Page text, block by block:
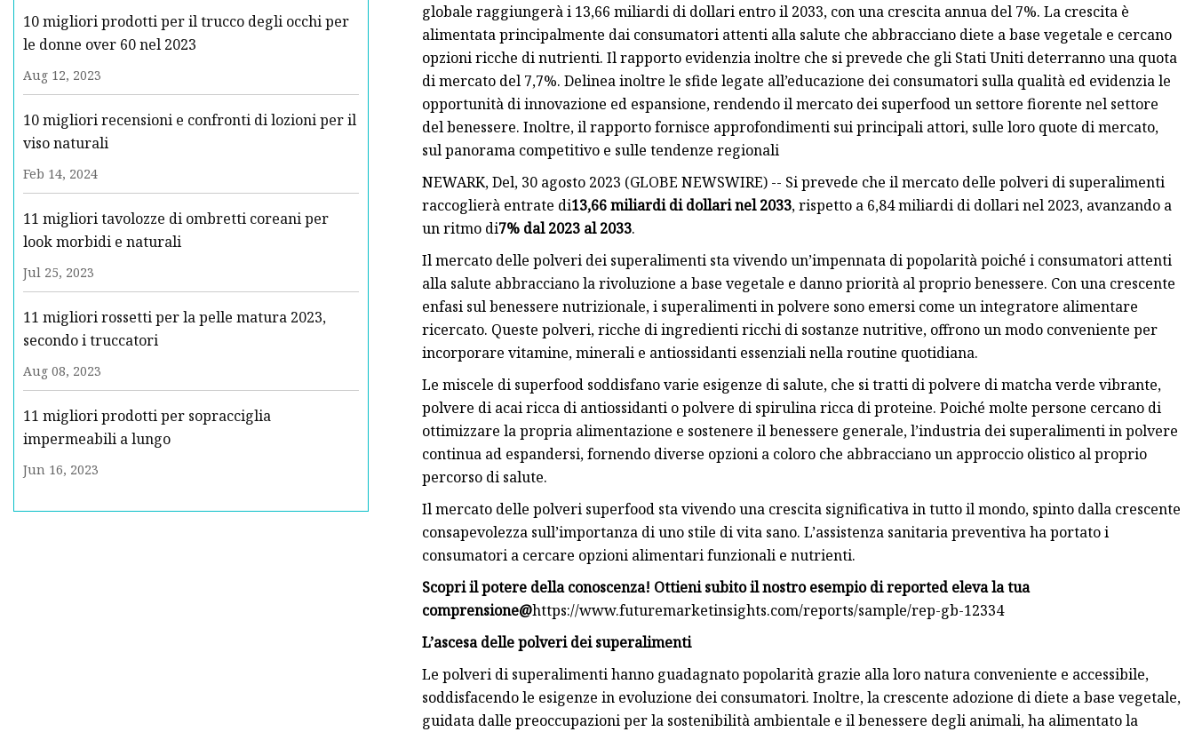
10 migliori prodotti per il trucco degli occhi per
le donne over 60 nel 2023
Aug 12, 2023
10 migliori recensioni e confronti di lozioni per il
viso naturali
Feb 14, 2024
11 migliori tavolozze di ombretti coreani per
look morbidi e naturali
Jul 25, 2023
11 migliori rossetti per la pelle matura 2023,
secondo i truccatori
Aug 08, 2023
11 migliori prodotti per sopracciglia
impermeabili a lungo
Jun 16, 2023
globale raggiungerà i 13,66 miliardi di dollari entro il 2033, con una crescita annua del 7%. La crescita è
alimentata principalmente dai consumatori attenti alla salute che abbracciano diete a base vegetale e cercano
opzioni ricche di nutrienti. Il rapporto evidenzia inoltre che si prevede che gli Stati Uniti deterranno una quota
di mercato del 7,7%. Delinea inoltre le sfide legate all’educazione dei consumatori sulla qualità ed evidenzia le
opportunità di innovazione ed espansione, rendendo il mercato dei superfood un settore fiorente nel settore
del benessere. Inoltre, il rapporto fornisce approfondimenti sui principali attori, sulle loro quote di mercato,
sul panorama competitivo e sulle tendenze regionali
NEWARK, Del, 30 agosto 2023 (GLOBE NEWSWIRE) -- Si prevede che il mercato delle polveri di superalimenti
raccoglierà entrate di13,66 miliardi di dollari nel 2033, rispetto a 6,84 miliardi di dollari nel 2023, avanzando a
un ritmo di7% dal 2023 al 2033.
Il mercato delle polveri dei superalimenti sta vivendo un’impennata di popolarità poiché i consumatori attenti
alla salute abbracciano la rivoluzione a base vegetale e danno priorità al proprio benessere. Con una crescente
enfasi sul benessere nutrizionale, i superalimenti in polvere sono emersi come un integratore alimentare
ricercato. Queste polveri, ricche di ingredienti ricchi di sostanze nutritive, offrono un modo conveniente per
incorporare vitamine, minerali e antiossidanti essenziali nella routine quotidiana.
Le miscele di superfood soddisfano varie esigenze di salute, che si tratti di polvere di matcha verde vibrante,
polvere di acai ricca di antiossidanti o polvere di spirulina ricca di proteine. Poiché molte persone cercano di
ottimizzare la propria alimentazione e sostenere il benessere generale, l’industria dei superalimenti in polvere
continua ad espandersi, fornendo diverse opzioni a coloro che abbracciano un approccio olistico al proprio
percorso di salute.
Il mercato delle polveri superfood sta vivendo una crescita significativa in tutto il mondo, spinto dalla crescente
consapevolezza sull’importanza di uno stile di vita sano. L’assistenza sanitaria preventiva ha portato i
consumatori a cercare opzioni alimentari funzionali e nutrienti.
Scopri il potere della conoscenza! Ottieni subito il nostro esempio di reported eleva la tua
comprensione@https://www.futuremarketinsights.com/reports/sample/rep-gb-12334
L’ascesa delle polveri dei superalimenti
Le polveri di superalimenti hanno guadagnato popolarità grazie alla loro natura conveniente e accessibile,
soddisfacendo le esigenze in evoluzione dei consumatori. Inoltre, la crescente adozione di diete a base vegetale,
guidata dalle preoccupazioni per la sostenibilità ambientale e il benessere degli animali, ha alimentato la